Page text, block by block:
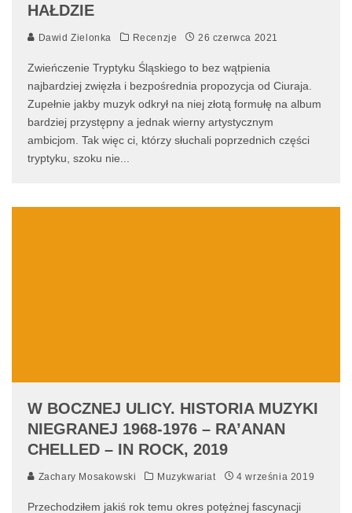
HAŁDZIE
Dawid Zielonka Recenzje 26 czerwca 2021
Zwieńczenie Tryptyku Śląskiego to bez wątpienia
najbardziej zwięzła i bezpośrednia propozycja od Ciuraja.
Zupełnie jakby muzyk odkrył na niej złotą formułę na album
bardziej przystępny a jednak wierny artystycznym
ambicjom. Tak więc ci, którzy słuchali poprzednich części
tryptyku, szoku nie
W BOCZNEJ ULICY. HISTORIA MUZYKI
NIEGRANEJ 1968-1976 – RA’ANAN
CHELLED – IN ROCK, 2019
Zachary Mosakowski Muzykwariat 4 września 2019
Przechodziłem jakiś rok temu okres potężnej fascynacji